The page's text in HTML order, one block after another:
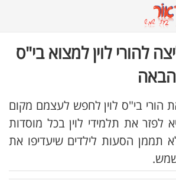
להורי לוין למצוא בי"ס
הורי בי"ס לוין לחפש לעצמם מקום
לפזר את תלמידי לוין בכל מוסדות
תממן הסעות לילדים שיעדיפו את